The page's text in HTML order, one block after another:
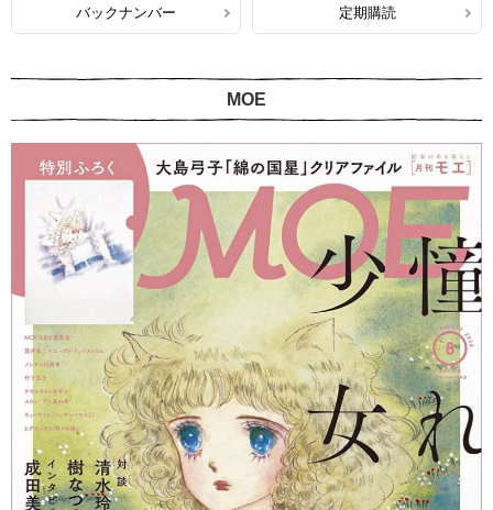
バックナンバー 定期購読
MOE